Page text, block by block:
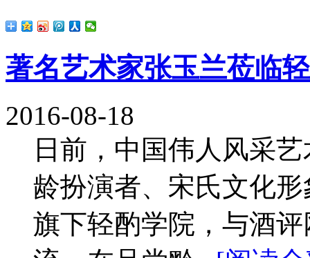
著名艺术家张玉兰莅临
2016-08-18
日前，中国伟人风采
龄扮演者、宋氏文化
旗下轻酌学院，与酒